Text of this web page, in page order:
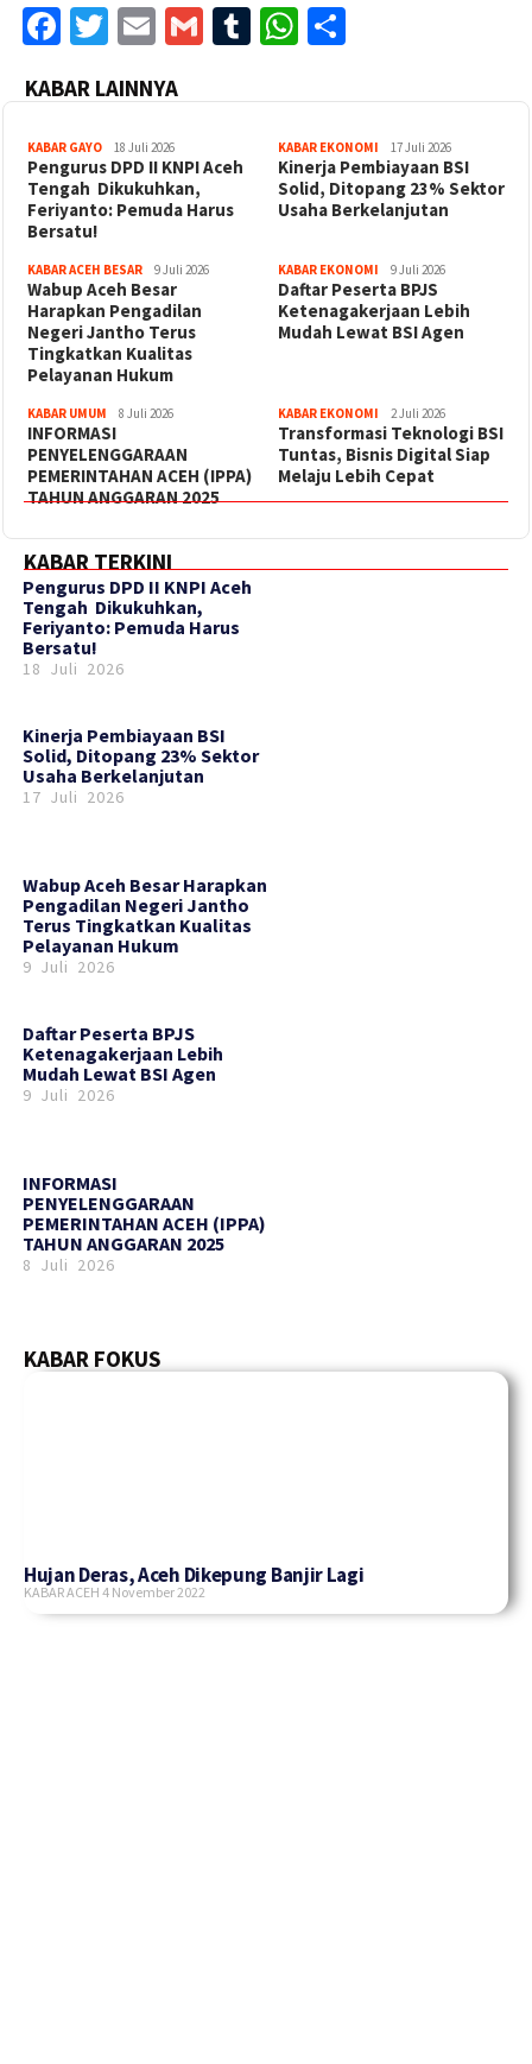
Facebook
Twitter
EmailGmailTumblrWhatsApp
KABAR LAINNYA
KABAR GAYO 18 Juli 2026
‎Pengurus DPD II KNPI Aceh
Tengah Dikukuhkan,
Feriyanto: Pemuda Harus
Bersatu!
KABAR EKONOMI 17 Juli 2026
Kinerja Pembiayaan BSI
Solid, Ditopang 23% Sektor
Usaha Berkelanjutan
KABAR ACEH BESAR 9 Juli 2026
Wabup Aceh Besar
Harapkan Pengadilan
Negeri Jantho Terus
Tingkatkan Kualitas
Pelayanan Hukum
KABAR EKONOMI 9 Juli 2026
Daftar Peserta BPJS
Ketenagakerjaan Lebih
Mudah Lewat BSI Agen
KABAR UMUM 8 Juli 2026
INFORMASI
PENYELENGGARAAN
PEMERINTAHAN ACEH (IPPA)
TAHUN ANGGARAN 2025
KABAR EKONOMI 2 Juli 2026
Transformasi Teknologi BSI
Tuntas, Bisnis Digital Siap
Melaju Lebih Cepat
KABAR TERKINI
‎Pengurus DPD II KNPI Aceh
Tengah Dikukuhkan,
Feriyanto: Pemuda Harus
Bersatu!
18 Juli 2026
Kinerja Pembiayaan BSI
Solid, Ditopang 23% Sektor
Usaha Berkelanjutan
17 Juli 2026
Wabup Aceh Besar Harapkan
Pengadilan Negeri Jantho
Terus Tingkatkan Kualitas
Pelayanan Hukum
9 Juli 2026
Daftar Peserta BPJS
Ketenagakerjaan Lebih
Mudah Lewat BSI Agen
9 Juli 2026
INFORMASI
PENYELENGGARAAN
PEMERINTAHAN ACEH (IPPA)
TAHUN ANGGARAN 2025
8 Juli 2026
KABAR FOKUS
Hujan Deras, Aceh Dikepung Banjir Lagi
KABAR ACEH 4 November 2022